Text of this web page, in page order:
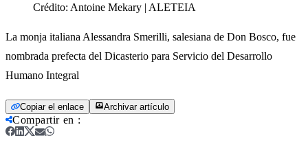
Crédito: Antoine Mekary | ALETEIA
La monja italiana Alessandra Smerilli, salesiana de Don Bosco, fue
nombrada prefecta del Dicasterio para Servicio del Desarrollo
Humano Integral
Copiar el enlace Archivar artículo
Compartir en :